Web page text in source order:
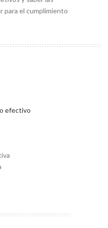
para el cumplimiento
efectivo